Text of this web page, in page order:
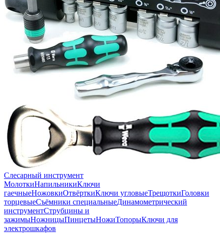
Слесарный инструмент
МолоткиНапильникиКлючи
гаечныеНожовкиОтвёрткиКлючи угловыеТрещоткиГоловки
торцевыеСъёмники специальныеДинамометрический
инструментСтрубцины и
зажимыНожницыПинцетыНожиТопорыКлючи для
электрошкафов